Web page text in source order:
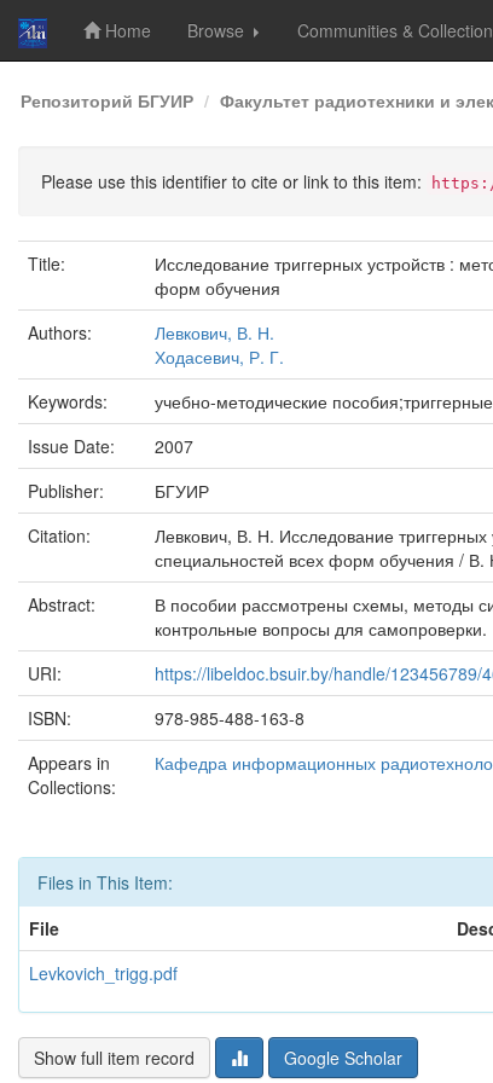
Skip
navigation
Home Browse Communities &
Репозиторий БГУИР Факультет радиотехники и
Please use this identifier to cite or link to this item:
Title:
Исследование триггерных устройств :
форм обучения
Authors:
Левкович, В. Н.
Ходасевич, Р. Г.
Keywords:
учебно-методические
Issue Date:
2007
Publisher:
БГУИР
Citation:
Левкович, В. Н. Исследование
специальностей всех форм обучения /
Abstract:
В пособии рассмотрены схемы, методы
контрольные вопросы для самопроверки.
URI:
https://libeldoc.bsuir.by/handle/123456789/
ISBN:
978-985-488-163-8
Appears in
Collections:
Кафедра информационных
Files in This Item:
File
Levkovich_trigg.pdf
Show full item record Google Scholar